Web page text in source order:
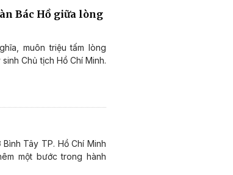
Bác Hồ giữa lòng
muôn triệu tấm lòng
Chủ tịch Hồ Chí Minh.
Tây TP. Hồ Chí Minh
một bước trong hành